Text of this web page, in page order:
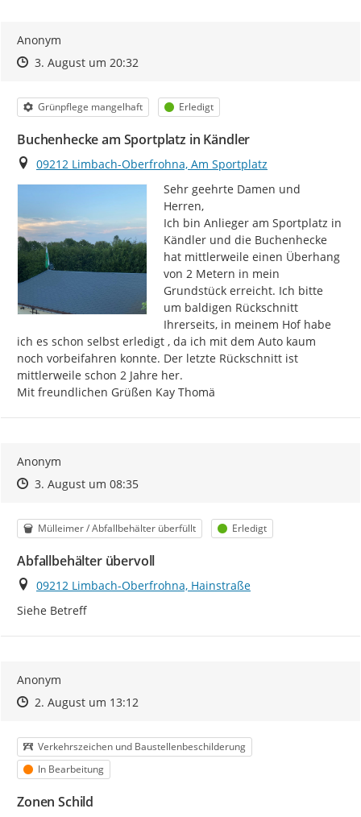
Anonym
Zeitpunkt des Erstellens
Zeitpunkt des Erstellens
3. August um 20:32Zur Äußerung
Kategorie
Grünpflege mangelhaft Status
Erledigt
Buchenhecke am Sportplatz in Kändler
Ort
09212 Limbach-Oberfrohna, Am Sportplatz
Sehr geehrte Damen und
Herren,
Ich bin Anlieger am Sportplatz in
Kändler und die Buchenhecke
hat mittlerweile einen Überhang
von 2 Metern in mein
Grundstück erreicht. Ich bitte
um baldigen Rückschnitt
Ihrerseits, in meinem Hof habe
ich es schon selbst erledigt , da ich mit dem Auto kaum
noch vorbeifahren konnte. Der letzte Rückschnitt ist
mittlerweile schon 2 Jahre her.
Mit freundlichen Grüßen Kay Thomä
Anonym
Zeitpunkt des Erstellens
Zeitpunkt des Erstellens
3. August um 08:35Zur Äußerung
Kategorie
Mülleimer / Abfallbehälter überfüllt Status
Erledigt
Abfallbehälter übervoll
Ort
09212 Limbach-Oberfrohna, Hainstraße
Siehe Betreff
Anonym
Zeitpunkt des Erstellens
Zeitpunkt des Erstellens
2. August um 13:12Zur Äußerung
Kategorie
Verkehrszeichen und Baustellenbeschilderung
Status
In Bearbeitung
Zonen Schild